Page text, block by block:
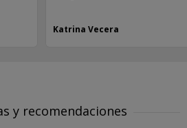
Katrina Vecera
y recomendaciones